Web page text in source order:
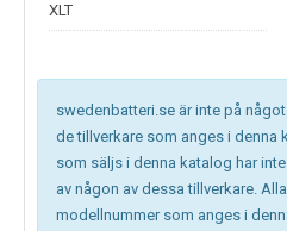
XLT
swedenbatteri.se är inte på
de tillverkare som anges i denna
som säljs i denna katalog har
av någon av dessa tillverkare.
modellnummer som anges i